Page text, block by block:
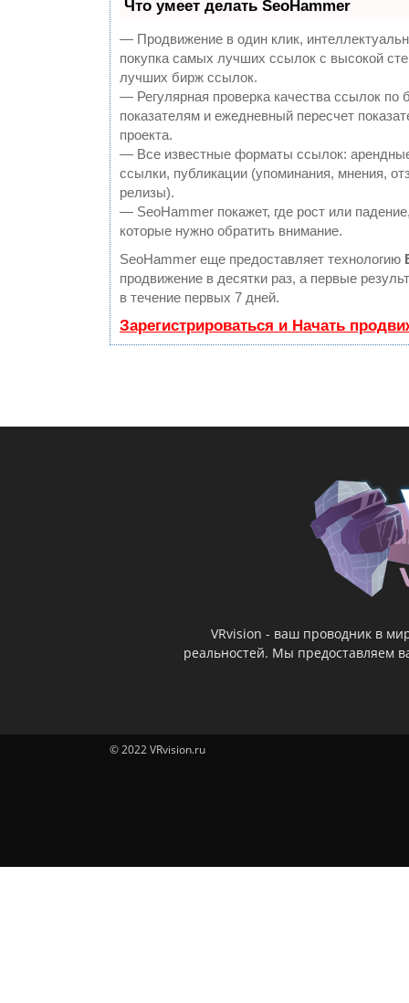
Что умеет делать SeoHammer
— Продвижение в один клик,
покупка самых лучших ссылок с высокой
лучших бирж ссылок.
— Регулярная проверка качества ссылок по
показателям и ежедневный пересчет
проекта.
— Все известные форматы ссылок:
ссылки, публикации (упоминания, мнения,
релизы).
— SeoHammer покажет, где рост или
которые нужно обратить внимание.
SeoHammer еще предоставляет технологию
продвижение в десятки раз, а первые
в течение первых 7 дней.
Зарегистрироваться и Начать
VRvision - ваш проводник в
реальностей. Мы предоставляем
© 2022 VRvision.ru